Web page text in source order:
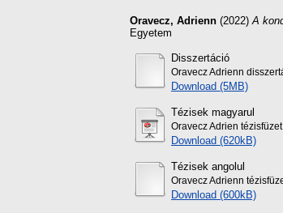
Oravecz, Adrienn (2022) A
Egyetem
Disszertáció
Oravecz Adrienn
Download (5MB)
Tézisek magyarul
Oravecz Adrien
Download (620kB)
Tézisek angolul
Oravecz Adrienn
Download (600kB)